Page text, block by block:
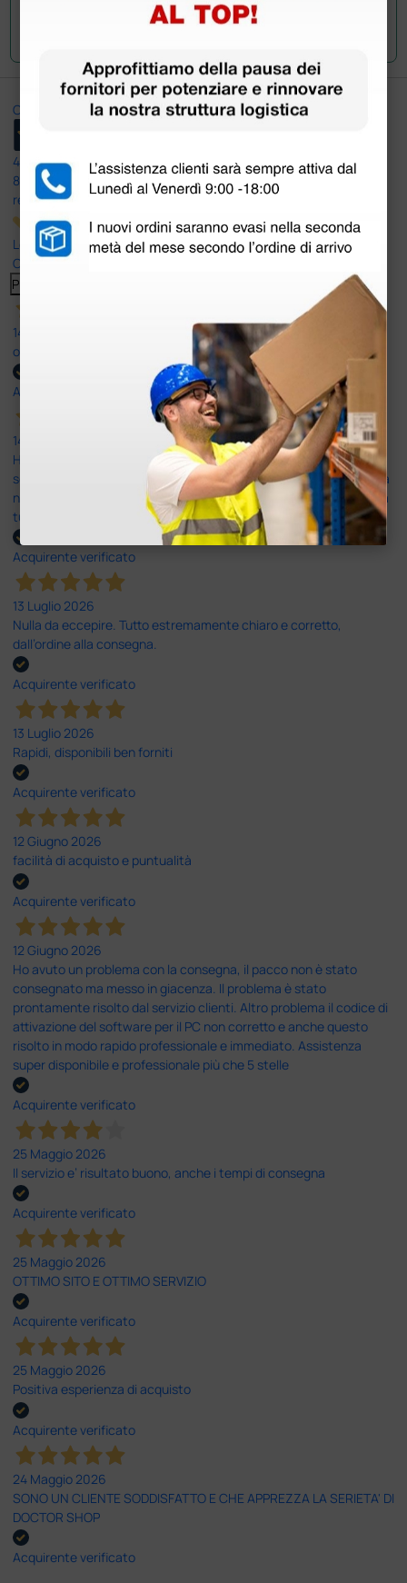
Invia la tua domanda
Ottimo
4,6
/5
8.330
recensioni
Le nostre recensioni a 4 e 5 stelle.
Clicca qui per leggerle tutte >
Precedente
14 Luglio 2026
ottima
Acquirente verificato
14 Luglio 2026
Ho acquistato un ecografo da Doctor Shop e sono rimasto molto
soddisfatto dell'esperienza. Apparecchiatura di qualità, consegna
nei tempi previsti e un servizio clienti disponibile che ha risposto a
tutti i miei dubbi prima dell'acquisto. Consigliato
Acquirente verificato
13 Luglio 2026
Nulla da eccepire. Tutto estremamente chiaro e corretto,
dall’ordine alla consegna.
Acquirente verificato
13 Luglio 2026
Rapidi, disponibili ben forniti
Acquirente verificato
12 Giugno 2026
facilità di acquisto e puntualità
Acquirente verificato
12 Giugno 2026
Ho avuto un problema con la consegna, il pacco non è stato
consegnato ma messo in giacenza. Il problema è stato
prontamente risolto dal servizio clienti. Altro problema il codice di
attivazione del software per il PC non corretto e anche questo
risolto in modo rapido professionale e immediato. Assistenza
super disponibile e professionale più che 5 stelle
Acquirente verificato
25 Maggio 2026
Il servizio e’ risultato buono, anche i tempi di consegna
Acquirente verificato
25 Maggio 2026
OTTIMO SITO E OTTIMO SERVIZIO
Acquirente verificato
25 Maggio 2026
Positiva esperienza di acquisto
Acquirente verificato
24 Maggio 2026
SONO UN CLIENTE SODDISFATTO E CHE APPREZZA LA SERIETA' DI
DOCTOR SHOP
Acquirente verificato